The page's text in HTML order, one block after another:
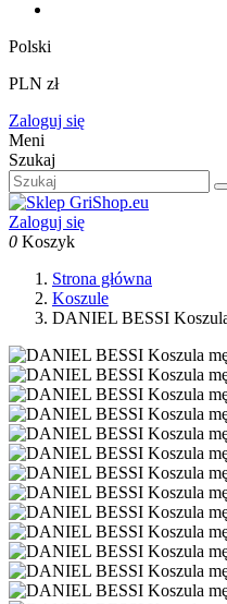
Polski
PLN zł
Zaloguj się
Meni
Szukaj
Zaloguj się
0 Koszyk
Strona główna
Koszule
DANIEL BESSI